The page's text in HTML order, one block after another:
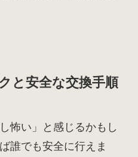
と安全な交換手順
怖い」と感じるかもし
誰でも安全に行えま